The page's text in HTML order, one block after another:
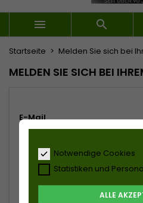
Notwendige Cookies
Statistiken und
ALLE
 
Startseite Melden Sie sich bei
MELDEN SIE SICH BEI
E-Mail
Passwort